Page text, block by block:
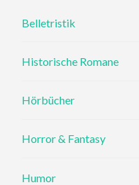
Belletristik
Historische Romane
Hörbücher
Horror & Fantasy
Humor